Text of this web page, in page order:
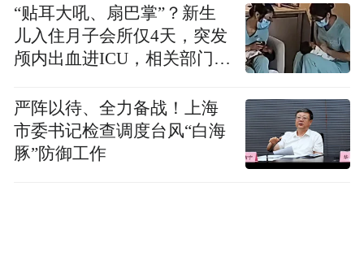
“贴耳大吼、扇巴掌”？新生
儿入住月子会所仅4天，突发
颅内出血进ICU，相关部门已
严阵以待、全力备战！上海
市委书记检查调度台风“白海
豚”防御工作